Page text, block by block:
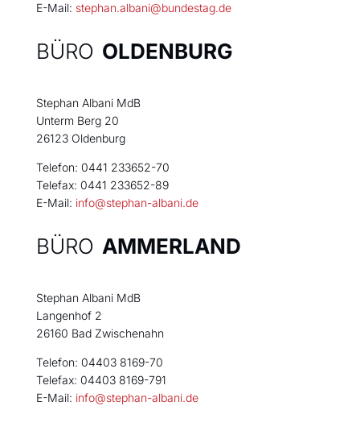
E-Mail: stephan.albani@bundestag.de
BÜRO OLDENBURG
Stephan Albani MdB
Unterm Berg 20
26123 Oldenburg
Telefon: 0441 233652-70
Telefax: 0441 233652-89
E-Mail: info@stephan-albani.de
BÜRO AMMERLAND
Stephan Albani MdB
Langenhof 2
26160 Bad Zwischenahn
Telefon: 04403 8169-70
Telefax: 04403 8169-791
E-Mail: info@stephan-albani.de